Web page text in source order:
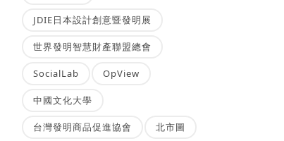
JDIE日本設計創意暨發明展
世界發明智慧財產聯盟總會
SocialLab OpView
中國文化大學
台灣發明商品促進協會 北市圖